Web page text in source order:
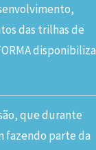
das trilhas de
disponibiliza
que durante
fazendo parte da